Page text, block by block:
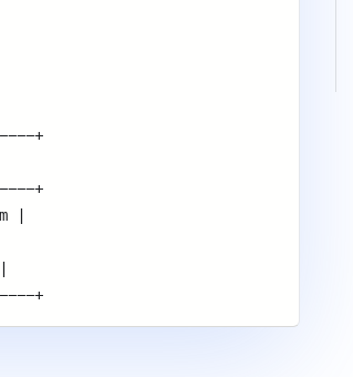
+
+
|
+